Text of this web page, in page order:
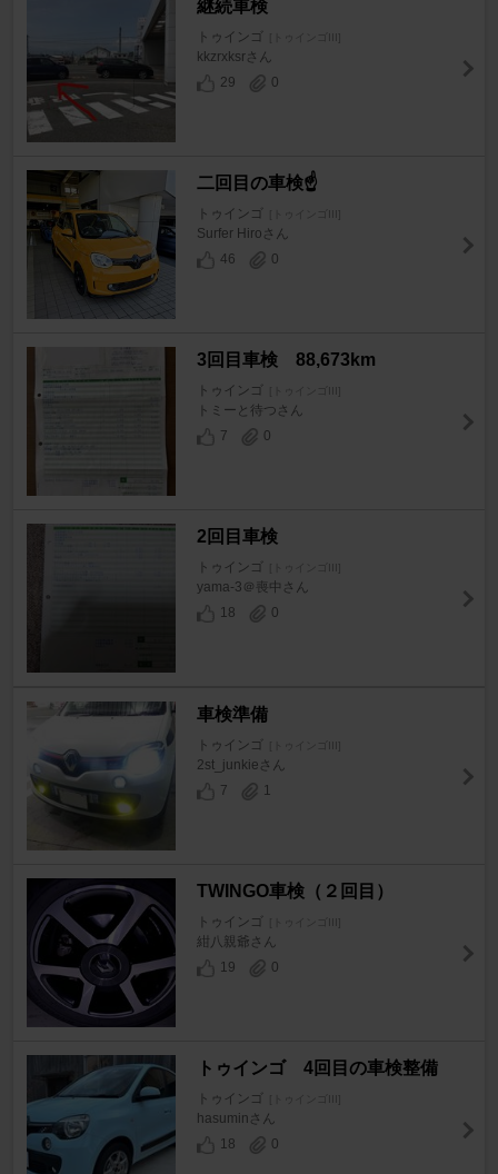
継続車検
トゥインゴ [トゥインゴIII]
kkzrxksrさん
29
0
二回目の車検☝️
トゥインゴ [トゥインゴIII]
Surfer Hiroさん
46
0
3回目車検 88,673km
トゥインゴ [トゥインゴIII]
トミーと待つさん
7
0
2回目車検
トゥインゴ [トゥインゴIII]
yama-3＠喪中さん
18
0
車検準備
トゥインゴ [トゥインゴIII]
2st_junkieさん
7
1
TWINGO車検（２回目）
トゥインゴ [トゥインゴIII]
紺八親爺さん
19
0
トゥインゴ 4回目の車検整備
トゥインゴ [トゥインゴIII]
hasuminさん
18
0